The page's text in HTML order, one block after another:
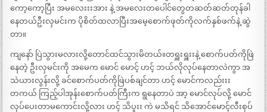
ကော့ကော့ပြီး အမလေးးးအား နဲ့ အမလေးတပေါင်တွေတဆတ်ဆတ်တုန်ခါ
နေတယ်ဦးလှမင်းက ပိုစိတ်ထလာပြီးအမေ့စောက်ဖုတ်ကိုလက်နှစ်ဖက်နဲ့ ဆွဲ
တာ။
ကျနော် ပြဲသွားမလားလို့တောင်ထင်သွားမိတယ်။တရှူးရှူးးနဲ့ စောက်ပတ်ကိုဖြဲ
နေတဲ့ ဦးလှမင်းကို အမေက မောင် မောင့် ဟင့် ဘယ်လိုလုပ်နေတာလဲကွာ အ
သဲယားလွန်းလို့ ခင်စောက်ပတ်ကိုဖြဲပစ်ချင်တာ ဟင့် မောင်ကလည်းးး
တကယ် ကြည့်ပါအုန်းစောက်ပတ်ကြီးက ရွနေတာပဲ အာ့ မောင်လုပ်လို့ မောင်
လုပ်ပေးတာမကောင်းလို့လား ဟင့် သိပူးး ကဲ မသိရင် သိအောင်မောင့်လီးစုပ်